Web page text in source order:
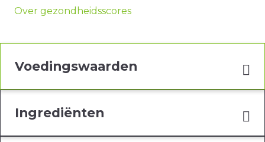
Over gezondheidsscores
Voedingswaarden
Ingrediënten